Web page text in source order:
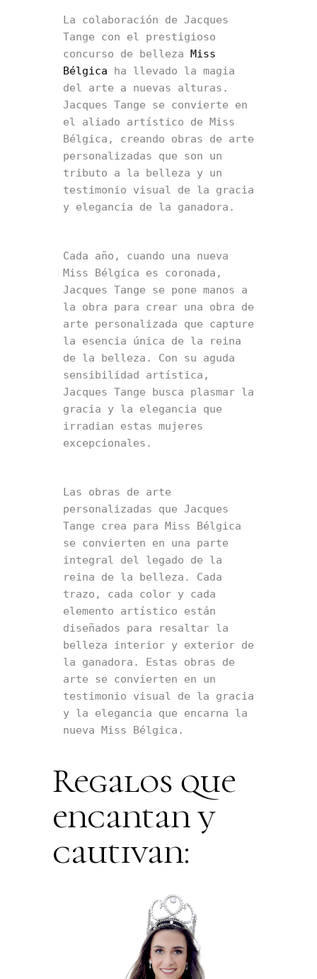
La colaboración de Jacques
Tange con el prestigioso
concurso de belleza Miss
Bélgica ha llevado la magia
del arte a nuevas alturas.
Jacques Tange se convierte en
el aliado artístico de Miss
Bélgica, creando obras de arte
personalizadas que son un
tributo a la belleza y un
testimonio visual de la gracia
y elegancia de la ganadora.
Cada año, cuando una nueva
Miss Bélgica es coronada,
Jacques Tange se pone manos a
la obra para crear una obra de
arte personalizada que capture
la esencia única de la reina
de la belleza. Con su aguda
sensibilidad artística,
Jacques Tange busca plasmar la
gracia y la elegancia que
irradian estas mujeres
excepcionales.
Las obras de arte
personalizadas que Jacques
Tange crea para Miss Bélgica
se convierten en una parte
integral del legado de la
reina de la belleza. Cada
trazo, cada color y cada
elemento artístico están
diseñados para resaltar la
belleza interior y exterior de
la ganadora. Estas obras de
arte se convierten en un
testimonio visual de la gracia
y la elegancia que encarna la
nueva Miss Bélgica.
Regalos que
encantan y
cautivan: